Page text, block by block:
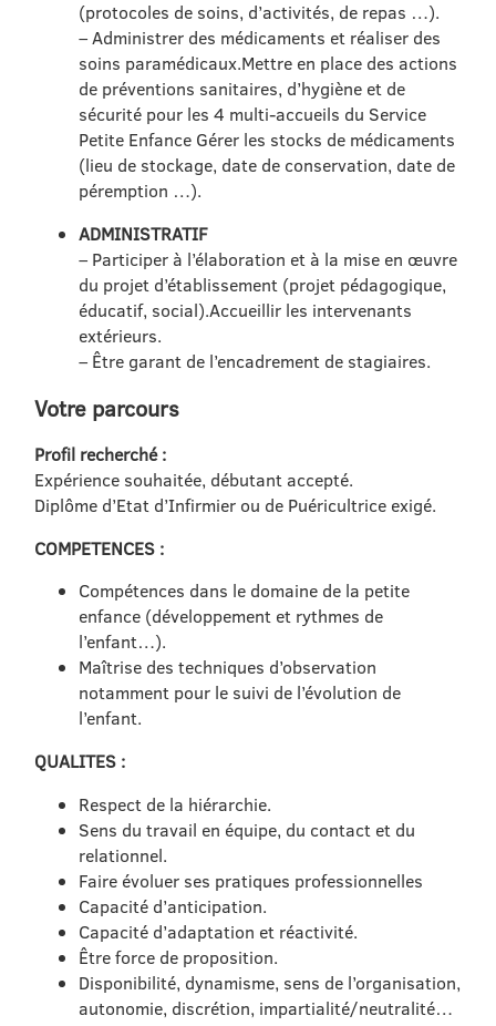
(protocoles de soins, d’activités, de repas …).
– Administrer des médicaments et réaliser des
soins paramédicaux.Mettre en place des actions
de préventions sanitaires, d’hygiène et de
sécurité pour les 4 multi-accueils du Service
Petite Enfance Gérer les stocks de médicaments
(lieu de stockage, date de conservation, date de
péremption …).
ADMINISTRATIF
– Participer à l’élaboration et à la mise en œuvre
du projet d’établissement (projet pédagogique,
éducatif, social).Accueillir les intervenants
extérieurs.
– Être garant de l’encadrement de stagiaires.
Votre parcours
Profil recherché :
Expérience souhaitée, débutant accepté.
Diplôme d’Etat d’Infirmier ou de Puéricultrice exigé.
COMPETENCES :
Compétences dans le domaine de la petite
enfance (développement et rythmes de
l’enfant…).
Maîtrise des techniques d’observation
notamment pour le suivi de l’évolution de
l’enfant.
QUALITES :
Respect de la hiérarchie.
Sens du travail en équipe, du contact et du
relationnel.
Faire évoluer ses pratiques professionnelles
Capacité d’anticipation.
Capacité d’adaptation et réactivité.
Être force de proposition.
Disponibilité, dynamisme, sens de l’organisation,
autonomie, discrétion, impartialité/neutralité…